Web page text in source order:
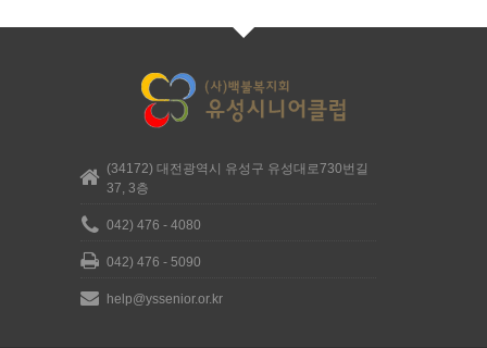
(34172) 대전광역시 유성구 유성대로730번길
37, 3층
042) 476 - 4080
042) 476 - 5090
help@yssenior.or.kr